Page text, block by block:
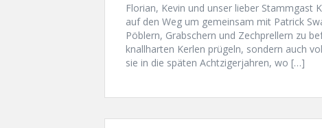
Florian, Kevin und unser lieber Stammgast
auf den Weg um gemeinsam mit Patrick
Pöblern, Grabschern und Zechprellern zu
knallharten Kerlen prügeln, sondern auch
sie in die späten Achtzigerjahren, wo […]